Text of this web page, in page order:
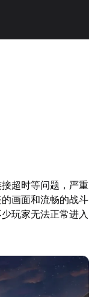
超时等问题，严重
画面和流畅的战斗
玩家无法正常进入